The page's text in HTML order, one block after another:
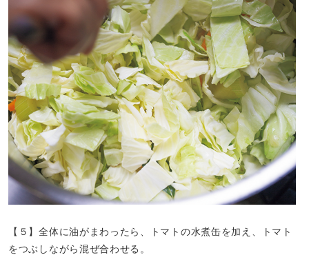
【５】全体に油がまわったら、トマトの水煮缶を加え、トマト
をつぶしながら混ぜ合わせる。